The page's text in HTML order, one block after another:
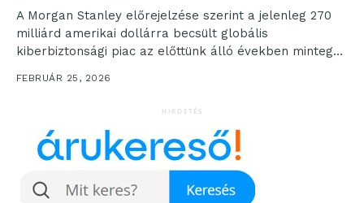
A Morgan Stanley előrejelzése szerint a jelenleg 270
milliárd amerikai dollárra becsült globális
kiberbiztonsági piac az előttünk álló években mintegy
12 százalékkal bővülhet...
FEBRUÁR 25, 2026
HIRDETÉS